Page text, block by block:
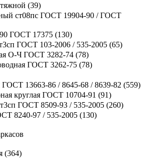
(39)
ст08пс ГОСТ 19904-90 / ГОСТ
ГОСТ 17375 (130)
ГОСТ 103-2006 / 535-2005 (65)
О-Ч ГОСТ 3282-74 (78)
ГОСТ 3262-75 (78)
ГОСТ 13663-86 / 8645-68 / 8639-82 (559)
круглая ГОСТ 10704-91 (91)
ГОСТ 8509-93 / 535-2005 (260)
8240-97 / 535-2005 (130)
(364)